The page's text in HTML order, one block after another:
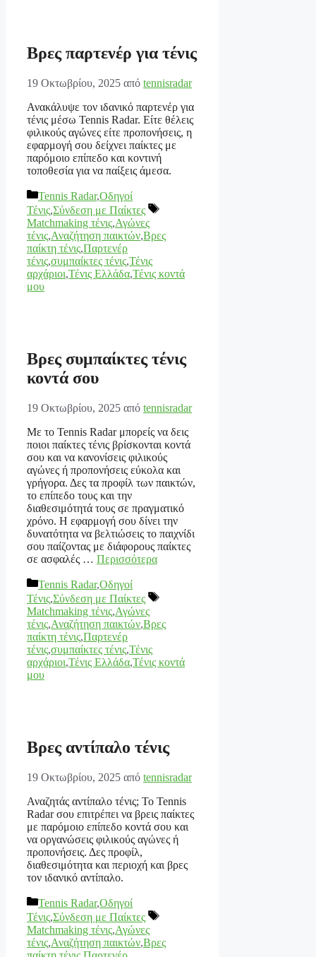
Βρες παρτενέρ για τένις
19 Οκτωβρίου, 2025 από tennisradar
Ανακάλυψε τον ιδανικό παρτενέρ για
τένις μέσω Tennis Radar. Είτε θέλεις
φιλικούς αγώνες είτε προπονήσεις, η
εφαρμογή σου δείχνει παίκτες με
παρόμοιο επίπεδο και κοντινή
τοποθεσία για να παίξεις άμεσα.
Κατηγορίες
Tennis Radar,Οδηγοί
Τένις,Σύνδεση με Παίκτες
Ετικέτες
Matchmaking τένις,Αγώνες
τένις,Αναζήτηση παικτών,Βρες
παίκτη τένις,Παρτενέρ
τένις,συμπαίκτες τένις,Τένις
αρχάριοι,Τένις Ελλάδα,Τένις κοντά
μου
Βρες συμπαίκτες τένις
κοντά σου
19 Οκτωβρίου, 2025 από tennisradar
Με το Tennis Radar μπορείς να δεις
ποιοι παίκτες τένις βρίσκονται κοντά
σου και να κανονίσεις φιλικούς
αγώνες ή προπονήσεις εύκολα και
γρήγορα. Δες τα προφίλ των παικτών,
το επίπεδο τους και την
διαθεσιμότητά τους σε πραγματικό
χρόνο. Η εφαρμογή σου δίνει την
δυνατότητα να βελτιώσεις το παιχνίδι
σου παίζοντας με διάφορους παίκτες
σε ασφαλές … Περισσότερα
Κατηγορίες
Tennis Radar,Οδηγοί
Τένις,Σύνδεση με Παίκτες
Ετικέτες
Matchmaking τένις,Αγώνες
τένις,Αναζήτηση παικτών,Βρες
παίκτη τένις,Παρτενέρ
τένις,συμπαίκτες τένις,Τένις
αρχάριοι,Τένις Ελλάδα,Τένις κοντά
μου
Βρες αντίπαλο τένις
19 Οκτωβρίου, 2025 από tennisradar
Αναζητάς αντίπαλο τένις; Το Tennis
Radar σου επιτρέπει να βρεις παίκτες
με παρόμοιο επίπεδο κοντά σου και
να οργανώσεις φιλικούς αγώνες ή
προπονήσεις. Δες προφίλ,
διαθεσιμότητα και περιοχή και βρες
τον ιδανικό αντίπαλο.
Κατηγορίες
Tennis Radar,Οδηγοί
Τένις,Σύνδεση με Παίκτες
Ετικέτες
Matchmaking τένις,Αγώνες
τένις,Αναζήτηση παικτών,Βρες